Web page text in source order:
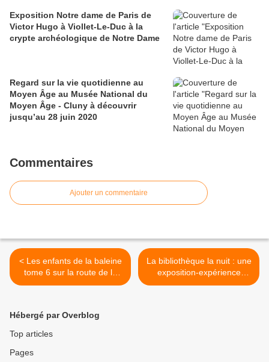
Exposition Notre dame de Paris de
Victor Hugo à Viollet-Le-Duc à la
crypte archéologique de Notre Dame
Regard sur la vie quotidienne au
Moyen Âge au Musée National du
Moyen Âge - Cluny à découvrir
jusqu’au 28 juin 2020
Commentaires
Ajouter un commentaire
< Les enfants de la baleine
tome 6 sur la route de la
liberté ?
La bibliothèque la nuit : une
exposition-expérience
envoûtante >
Hébergé par Overblog
Top articles
Pages